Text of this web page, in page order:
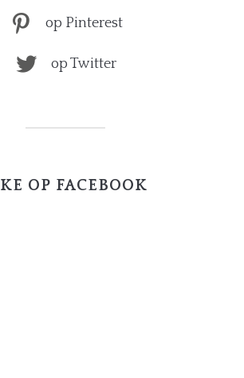
op Pinterest
op Twitter
OP FACEBOOK